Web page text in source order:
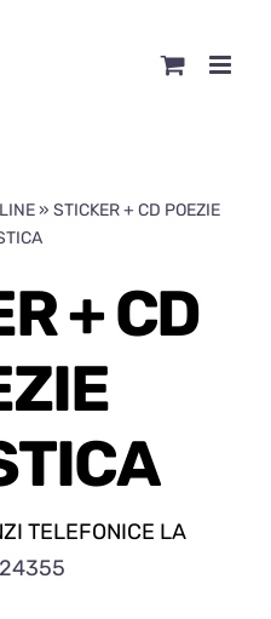
» STICKER + CD POEZIE
+ CD
TELEFONICE LA